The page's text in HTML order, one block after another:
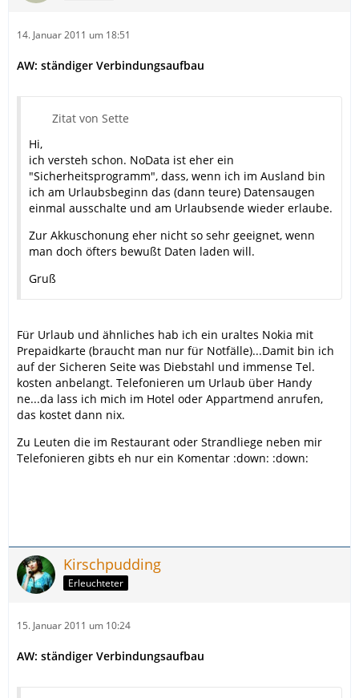
14. Januar 2011 um 18:51
AW: ständiger Verbindungsaufbau
Zitat von Sette
Hi,
ich versteh schon. NoData ist eher ein
"Sicherheitsprogramm", dass, wenn ich im Ausland bin
ich am Urlaubsbeginn das (dann teure) Datensaugen
einmal ausschalte und am Urlaubsende wieder erlaube.
Zur Akkuschonung eher nicht so sehr geeignet, wenn
man doch öfters bewußt Daten laden will.
Gruß
Für Urlaub und ähnliches hab ich ein uraltes Nokia mit
Prepaidkarte (braucht man nur für Notfälle)...Damit bin ich
auf der Sicheren Seite was Diebstahl und immense Tel.
kosten anbelangt. Telefonieren um Urlaub über Handy
ne...da lass ich mich im Hotel oder Appartmend anrufen,
das kostet dann nix.
Zu Leuten die im Restaurant oder Strandliege neben mir
Telefonieren gibts eh nur ein Komentar :down: :down:
Kirschpudding
Erleuchteter
15. Januar 2011 um 10:24
AW: ständiger Verbindungsaufbau